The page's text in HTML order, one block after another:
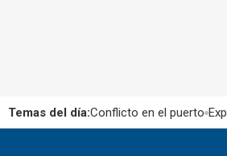
Temas del día:Conflicto en el puerto